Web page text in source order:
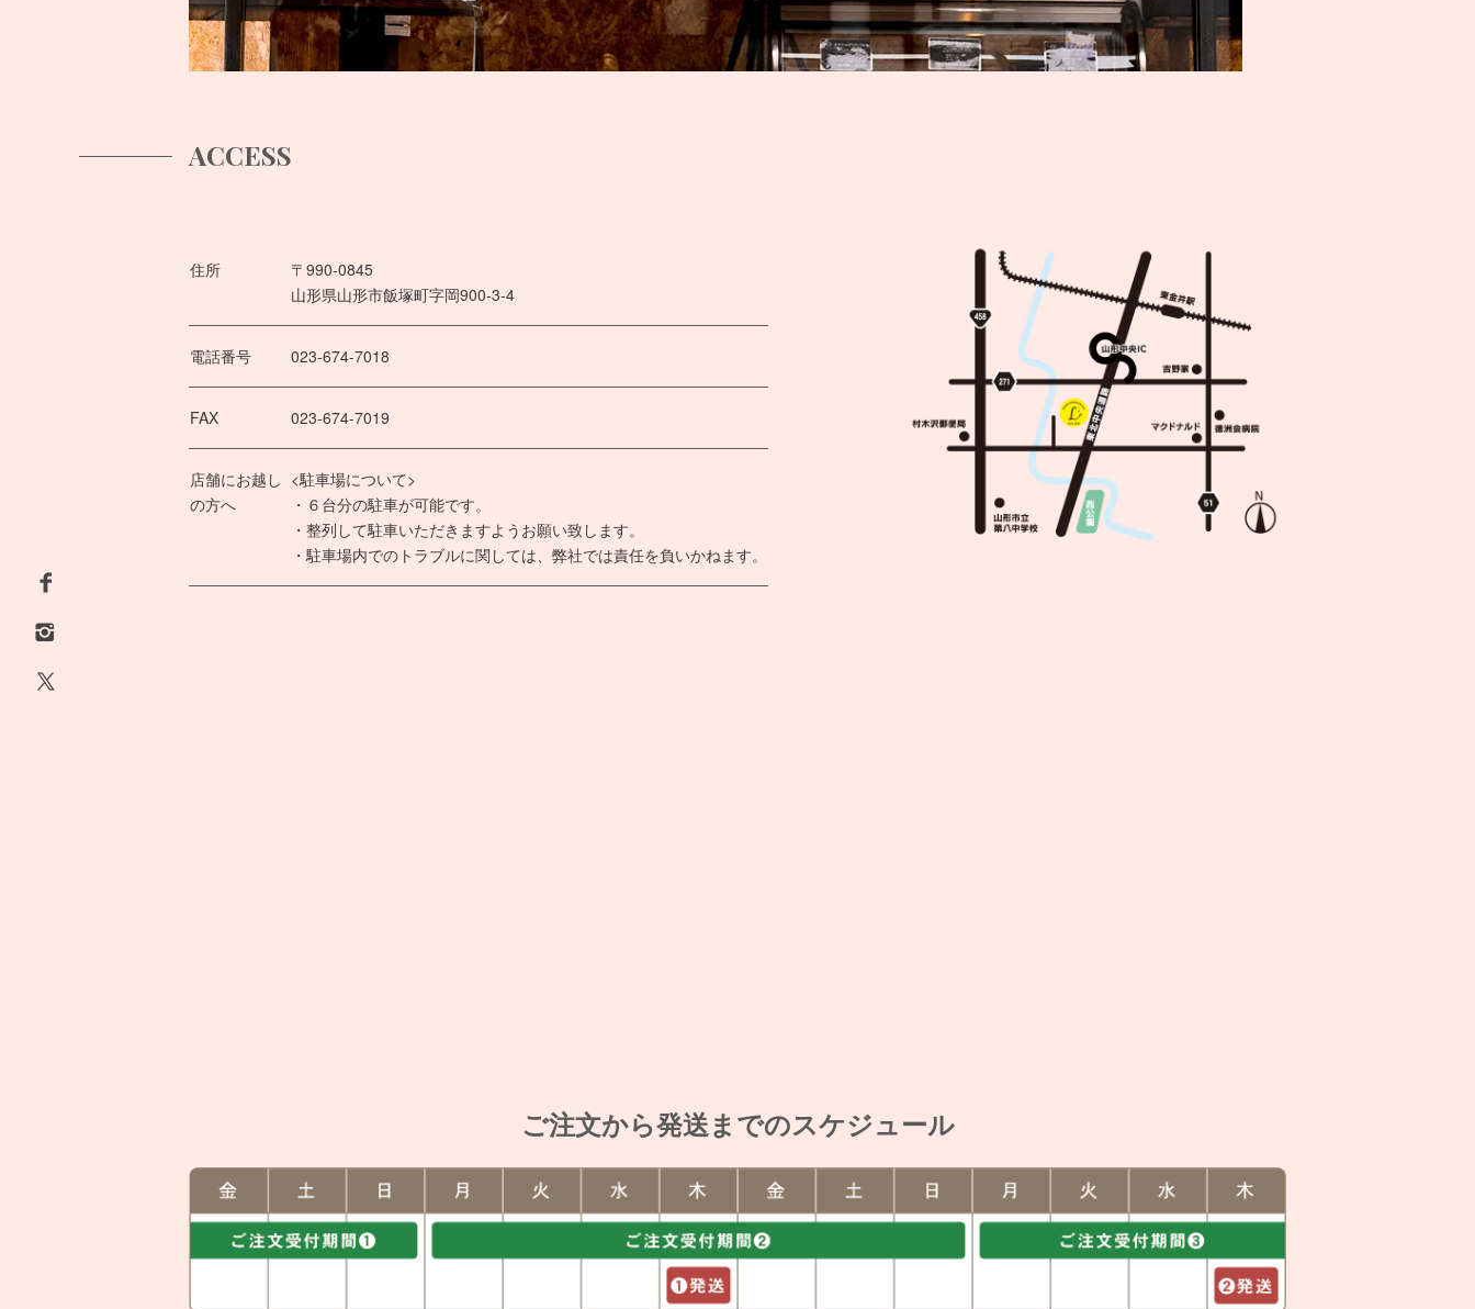
ACCESS
住所
〒990-0845
山形県山形市飯塚町字岡900-3-4
電話番号 023-674-7018
FAX 023-674-7019
店舗にお越し
の方へ
<駐車場について>
・６台分の駐車が可能です。
・整列して駐車いただきますようお願い致します。
・駐車場内でのトラブルに関しては、弊社では責任を負いかねます。
ご注文から発送までのスケジュール